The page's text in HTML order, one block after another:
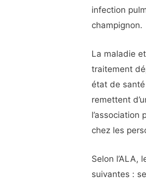
infection
champignon.
La maladie
traitement
état de
remettent
chez les
Selon l’ALA,
suivantes :